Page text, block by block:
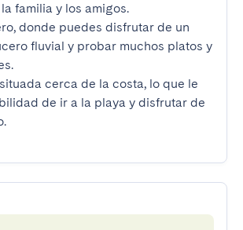
familia y los amigos.
donde puedes disfrutar de un
fluvial y probar muchos platos y
cerca de la costa, lo que le
de ir a la playa y disfrutar de